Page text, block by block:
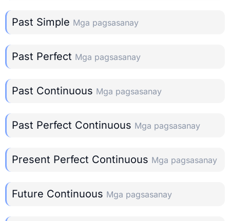
Past Simple Mga pagsasanay
Past Perfect Mga pagsasanay
Past Continuous Mga pagsasanay
Past Perfect Continuous Mga pagsasanay
Present Perfect Continuous Mga pagsasanay
Future Continuous Mga pagsasanay